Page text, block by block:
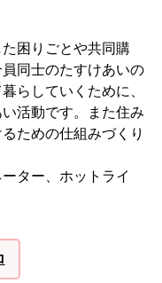
困りごとや共同購
同士のたすけあいの
らしていくために、
活動です。また住み
ための仕組みづくり
ター、ホットライ